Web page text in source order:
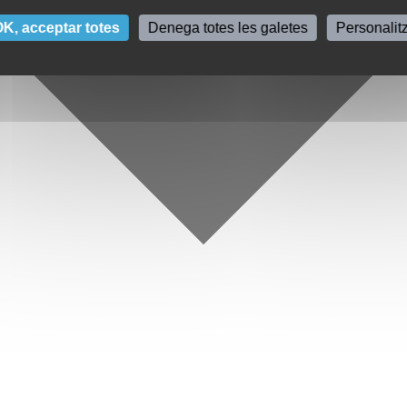
acceptar totes Denega totes les galetes